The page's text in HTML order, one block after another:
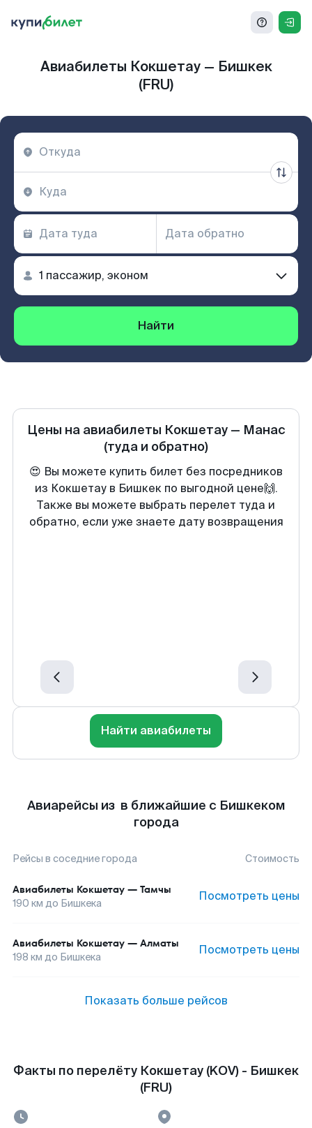
Авиабилеты Кокшетау — Бишкек
(FRU)
Найти
Цены на авиабилеты Кокшетау— Манас
(туда и обратно)
😍 Вы можете купить билет без посредников
из Кокшетау в Бишкек по выгодной цене🙌.
Также вы можете выбрать перелет туда и
обратно, если уже знаете дату возвращения
Найти авиабилеты
Авиарейсы из в ближайшие с Бишкеком
города
Рейсы в соседние города Стоимость
Авиабилеты Кокшетау — Тамчы
190 км до Бишкека Посмотреть цены
Авиабилеты Кокшетау — Алматы
198 км до Бишкека Посмотреть цены
Показать больше рейсов
Факты по перелёту Кокшетау (KOV) - Бишкек
(FRU)